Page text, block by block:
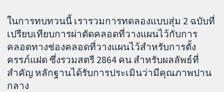
ในการทบทวนนี้ เรารวมการทดลองแบบสุ่ม 2 ฉบับที่
เปรียบเทียบการผ่าตัดคลอดที่วางแผนไว้กับการ
คลอดทางช่องคลอดที่วางแผนไว้สำหรับการตั้ง
ครรภ์แฝด ซึ่งรวมสตรี 2864 คน สำหรับผลลัพธ์ที่
สำคัญ หลักฐานได้รับการประเมินว่ามีคุณภาพปาน
กลาง